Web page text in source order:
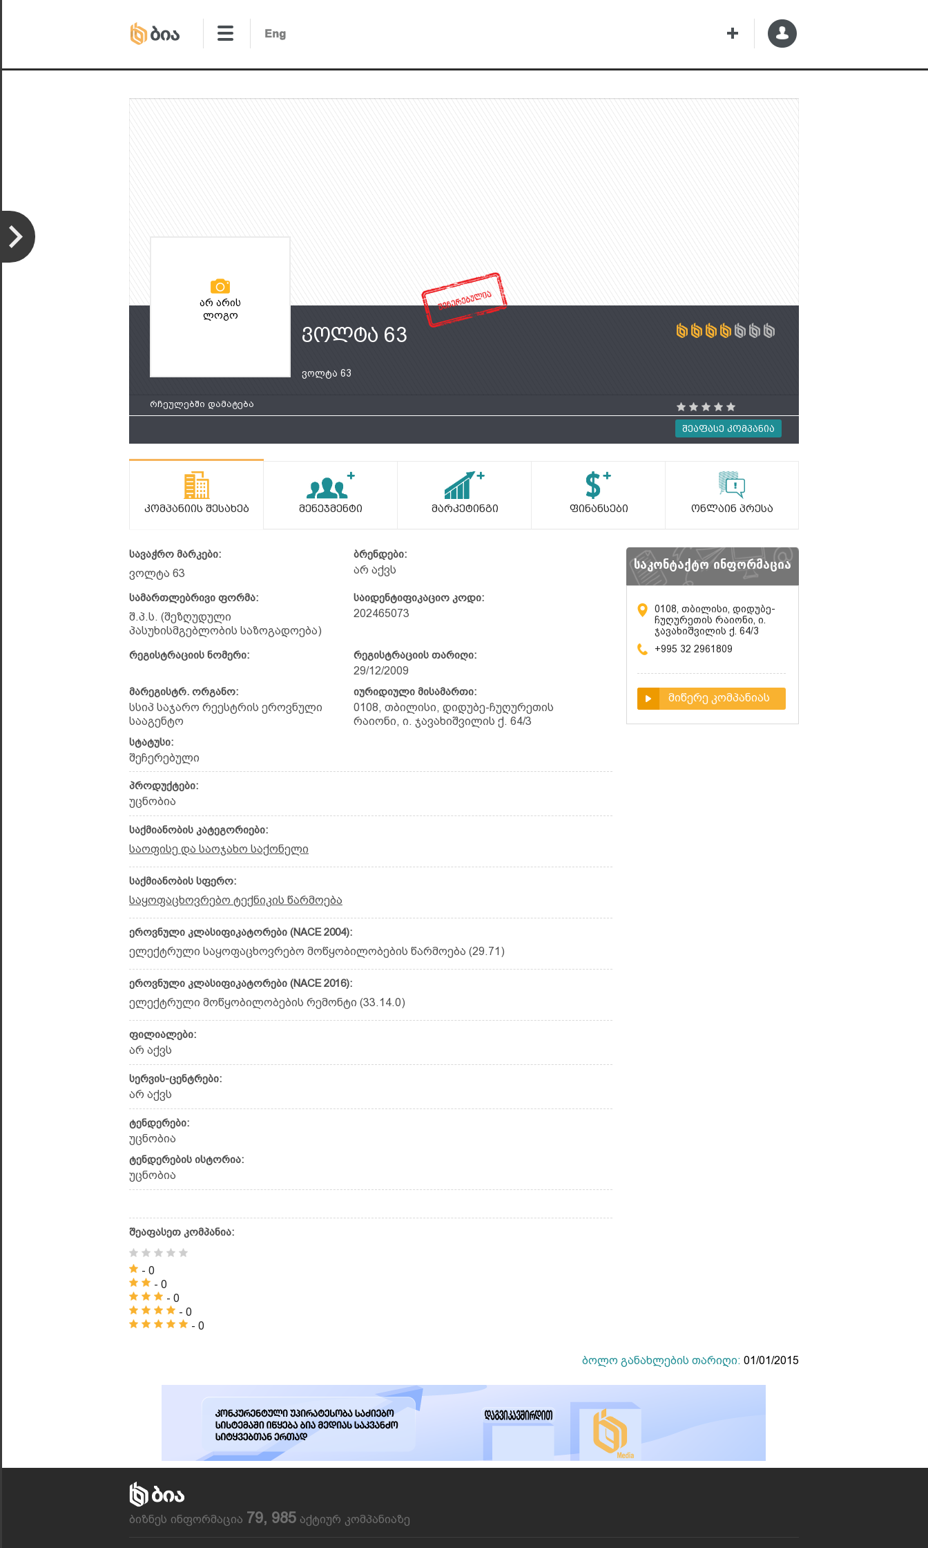
არ არის
ლოგო
ვოლტა 63
ვოლტა 63
Შეაფასე Კომპანია
რჩეულებში დამატება
Კომპანიის Შესახებ Მენეჯმენტი Მარკეტინგი Ფინანსები Ონლაინ Პრესა
სავაჭრო მარკები:
ვოლტა 63
ბრენდები:
არ აქვს
სამართლებრივი ფორმა:
შ.პ.ს. (შეზღუდული
პასუხისმგებლობის საზოგადოება)
საიდენტიფიკაციო კოდი:
202465073
რეგისტრაციის ნომერი: რეგისტრაციის თარიღი:
29/12/2009
მარეგისტრ. ორგანო:
სსიპ საჯარო რეესტრის ეროვნული
სააგენტო
იურიდიული მისამართი:
0108, თბილისი, დიდუბე-ჩუღურეთის
რაიონი, ი. ჯავახიშვილის ქ. 64/3
სტატუსი:
შეჩერებული
პროდუქტები:
უცნობია
საქმიანობის კატეგორიები:
საოფისე და საოჯახო საქონელი
საქმიანობის სფერო:
საყოფაცხოვრებო ტექნიკის წარმოება
ეროვნული კლასიფიკატორები (NACE 2004):
ელექტრული საყოფაცხოვრებო მოწყობილობების წარმოება (29.71)
ეროვნული კლასიფიკატორები (NACE 2016):
ელექტრული მოწყობილობების რემონ­ტი (33.14.0)
ფილიალები:
არ აქვს
სერვის-ცენტრები:
არ აქვს
ტენდერები:
უცნობია
ტენდერების ისტორია:
უცნობია
შეაფასეთ კომპანია:
- 0
- 0
- 0
- 0
- 0
საკონტაქტო ინფორმაცია
0108, თბილისი, დიდუბე-
ჩუღურეთის რაიონი, ი.
ჯავახიშვილის ქ. 64/3
+995 32 2961809
მიწერე კომპანიას
ბოლო განახლების თარიღი: 01/01/2015
ბიზნეს ინფორმაცია 79, 985 აქტიურ კომპანიაზე